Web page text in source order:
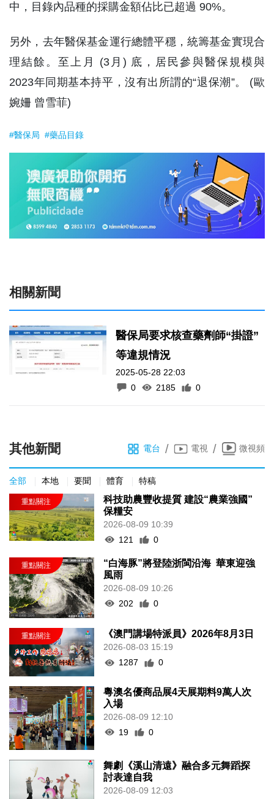
中，目錄內品種的採購金額佔比已超過 90%。
另外，去年醫保基金運行總體平穩，統籌基金實現合
理結餘。至上月 (3月) 底，居民參與醫保規模與
2023年同期基本持平，沒有出所謂的“退保潮”。 (歐
婉姍 曾雪菲)
#醫保局 #藥品目錄
相關新聞
醫保局要求核查藥劑師“掛證”
等違規情況
2025-05-28 22:03
0
2185 0
其他新聞 電台 / 電視 / 微視頻
全部 本地 要聞 體育 特稿
科技助農豐收提質 建設“農業強國”
保糧安
2026-08-09 10:39
121
0
“白海豚”將登陸浙閩沿海 華東迎強
風雨
2026-08-09 10:26
202
0
《澳門講場特派員》2026年8月3日
2026-08-03 15:19
1287
0
粵澳名優商品展4天展期料9萬人次
入場
2026-08-09 12:10
19
0
舞劇《溪山清遠》融合多元舞蹈探
討表達自我
2026-08-09 12:03